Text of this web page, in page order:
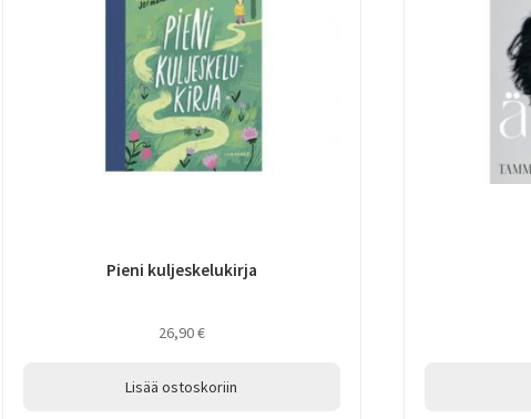
Pieni kuljeskelukirja
26,90€
Lisää ostoskoriin